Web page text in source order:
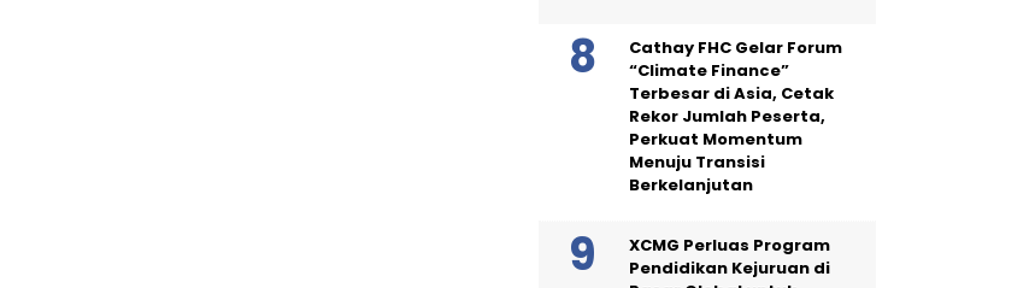
Cathay FHC Gelar Forum
“Climate Finance”
Terbesar di Asia, Cetak
Rekor Jumlah Peserta,
Perkuat Momentum
Menuju Transisi
Berkelanjutan
XCMG Perluas Program
Pendidikan Kejuruan di